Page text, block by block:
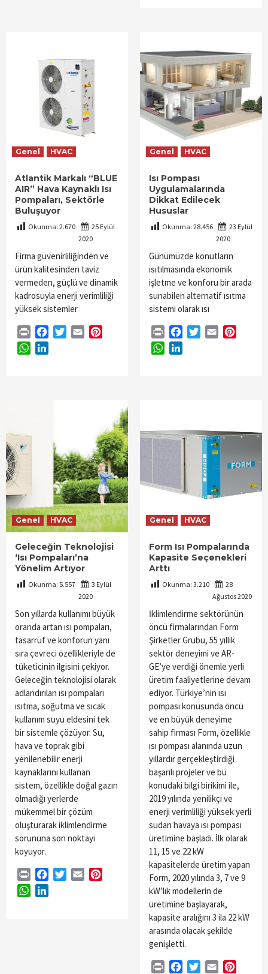
Genel HVAC
Atlantik Markalı “BLUE
AIR” Hava Kaynaklı Isı
Pompaları, Sektörle
Buluşuyor
Okunma: 2.670
25 Eylül
2020
Firma güvenirliliğinden ve
ürün kalitesinden taviz
vermeden, güçlü ve dinamik
kadrosuyla enerji verimliliği
yüksek sistemler
Print FacebookTwitterEmail
WhatsApp
Genel HVAC
Isı Pompası
Uygulamalarında
Dikkat Edilecek
Hususlar
Okunma: 28.456
23 Eylül
2020
Günümüzde konutların
ısıtılmasında ekonomik
işletme ve konforu bir arada
sunabilen alternatif ısıtma
sistemi olarak ısı
Print FacebookTwitterEmail
WhatsApp
Genel HVAC
Geleceğin Teknolojisi
‘Isı Pompaları’na
Yönelim Artıyor
Okunma: 5.557
3 Eylül
2020
Son yıllarda kullanımı büyük
oranda artan ısı pompaları,
tasarruf ve konforun yanı
sıra çevreci özellikleriyle de
tüketicinin ilgisini çekiyor.
Geleceğin teknolojisi olarak
adlandırılan ısı pompaları
ısıtma, soğutma ve sıcak
kullanım suyu eldesini tek
bir sistemle çözüyor. Su,
hava ve toprak gibi
yenilenebilir enerji
kaynaklarını kullanan
sistem, özellikle doğal gazın
olmadığı yerlerde
mükemmel bir çözüm
oluşturarak iklimlendirme
sorununa son noktayı
koyuyor.
Print FacebookTwitterEmail
WhatsApp
Genel HVAC
Form Isı Pompalarında
Kapasite Seçenekleri
Arttı
Okunma: 3.210
28
Ağustos 2020
İklimlendirme sektörünün
öncü firmalarından Form
Şirketler Grubu, 55 yıllık
sektör deneyimi ve AR-
GE’ye verdiği önemle yerli
üretim faaliyetlerine devam
ediyor. Türkiye’nin ısı
pompası konusunda öncü
ve en büyük deneyime
sahip firması Form, özellikle
ısı pompası alanında uzun
yıllardır gerçekleştirdiği
başarılı projeler ve bu
konudaki bilgi birikimi ile,
2019 yılında yenilikçi ve
enerji verimliliği yüksek yerli
sudan havaya ısı pompası
üretimine başladı. İlk olarak
11, 15 ve 22 kW
kapasitelerde üretim yapan
Form, 2020 yılında 3, 7 ve 9
kW’lık modellerin de
üretimine başlayarak,
kapasite aralığını 3 ila 22 kW
arasında olacak şekilde
genişletti.
Print FacebookTwitterEmail